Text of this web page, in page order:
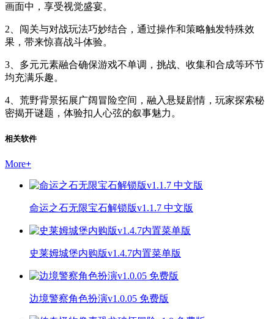
画面中，享受视觉盛宴。
2、闯关与对战玩法巧妙结合，通过操作和策略触发特殊效
果，带来惊喜战斗体验。
3、多元元素融合确保游戏不单调，挑战、收集和合成等环节
均充满乐趣。
4、荒野背景拓展广阔冒险空间，融入悬疑剧情，玩家探索秘
密揭开谜题，体验扣人心弦的叙事魅力。
相关软件
More+
命运之石无限宝石解锁版v1.1.7 中文版
史莱姆城堡内购版v1.4.7内置菜单版
边境警察角色扮演v1.0.05 免费版